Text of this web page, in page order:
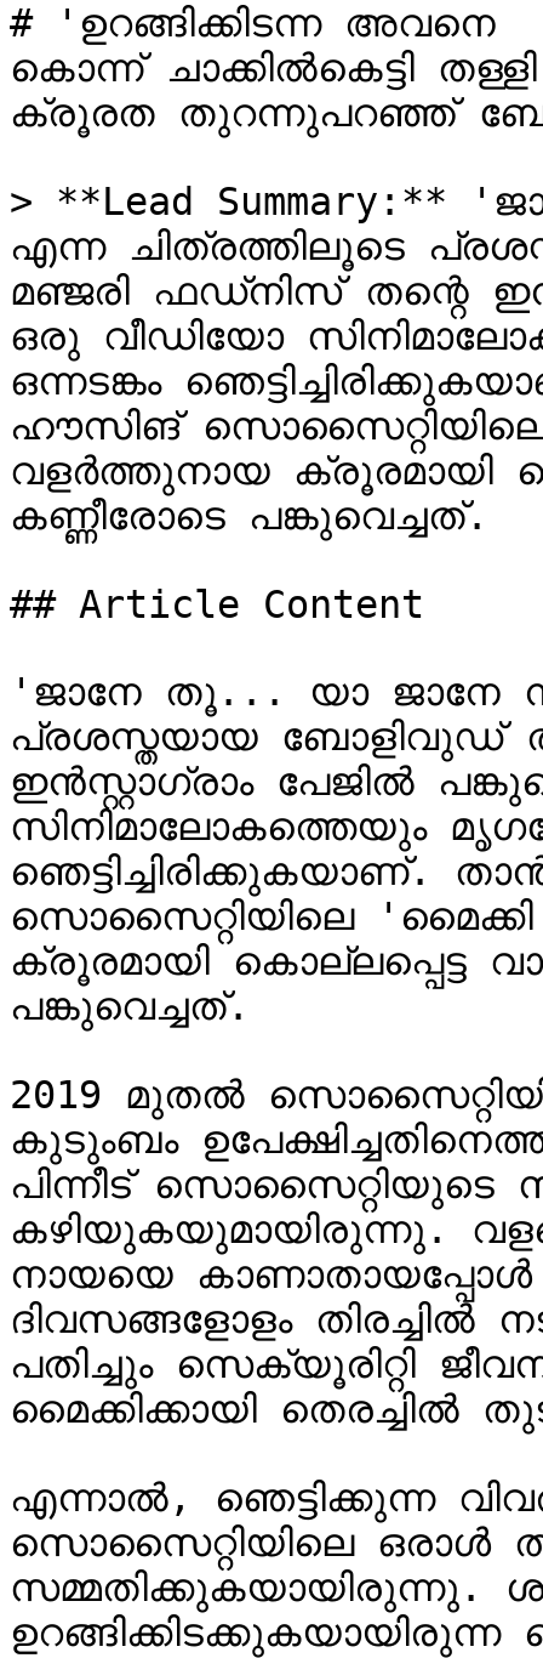
# 'ഉറങ്ങിക്കിടന്ന അവനെ
കൊന്ന് ചാക്കിൽകെട്ടി
ക്രൂരത തുറന്നുപറഞ്ഞ്
> **Lead
എന്ന ചിത്രത്തിലൂടെ
മഞ്ജരി ഫഡ്‌നിസ് തന്റെ ഇൻസ്റ്റാഗ്രാം പേജിൽ പങ്കുവെച്ച
ഒരു വീഡിയോ
ഒന്നടങ്കം
ഹൗസിങ്
വളർത്തുനായ ക്രൂരമായി
കണ്ണീരോടെ പങ്കുവെച്ചത്.
## Article Content
'ജാനേ തൂ... യാ ജാനേ
പ്രശസ്തയായ ബോളിവുഡ് താരം
ഇൻസ്റ്റാഗ്രാം പേജിൽ
സിനിമാലോകത്തെയും
ഞെട്ടിച്ചിരിക്കുകയാണ്.
സൊസൈറ്റിയിലെ
ക്രൂരമായി കൊല്ലപ്പെട്ട
പങ്കുവെച്ചത്.
2019 മുതൽ
കുടുംബം
പിന്നീട് സൊസൈറ്റിയുടെ
കഴിയുകയുമായിരുന്നു.
നായയെ കാണാതായപ്പോൾ
ദിവസങ്ങളോളം തിരച്ചിൽ
പതിച്ചും സെക്യൂരിറ്റി
മൈക്കിക്കായി തെരച്ചിൽ
എന്നാൽ, ഞെട്ടിക്കുന്ന
സൊസൈറ്റിയിലെ
സമ്മതിക്കുകയായിരുന്നു.